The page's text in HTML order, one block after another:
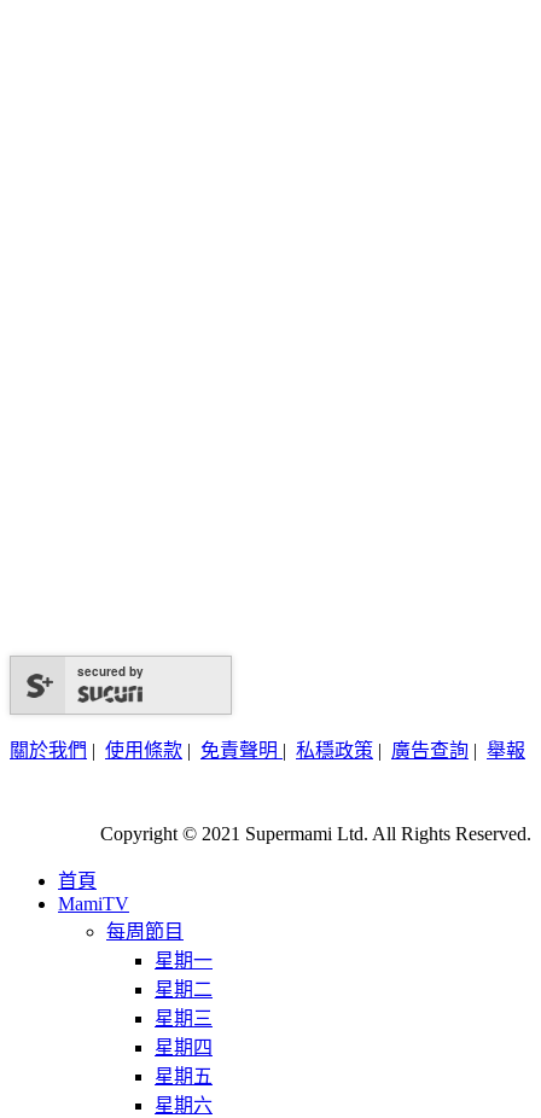
secured by
關於我們 | 使用條款 | 免責聲明 | 私穩政策 | 廣告查詢 | 舉報
Copyright © 2021 Supermami Ltd. All Rights Reserved.
首頁
MamiTV
每周節目
星期一
星期二
星期三
星期四
星期五
星期六